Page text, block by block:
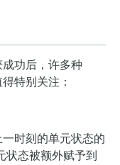
功后，许多种
特别关注：
时刻的单元状态的
状态被额外赋予到